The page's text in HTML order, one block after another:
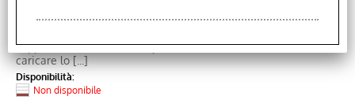
supporto di ricarica FAST QI a induzione che consente di
caricare lo [...]
Disponibilità:
Non disponibile